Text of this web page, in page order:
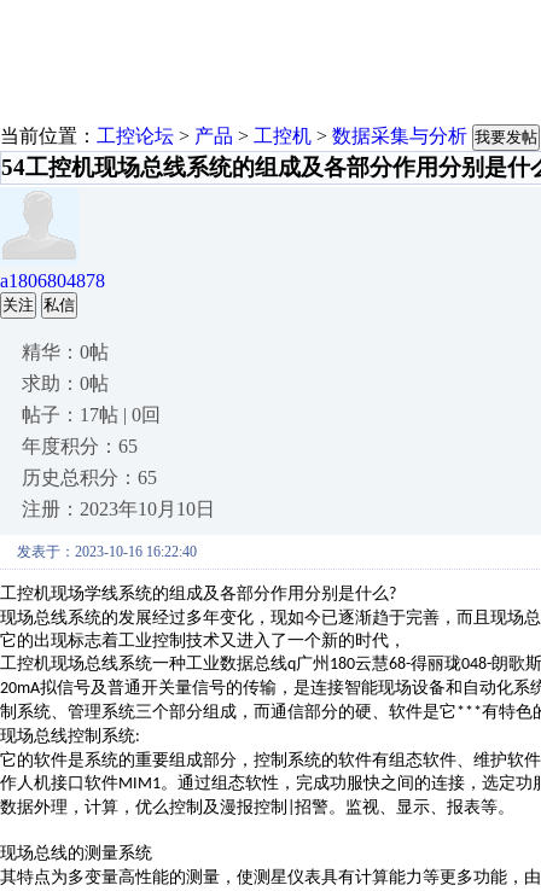
当前位置： 工控论坛 > 产品 > 工控机 > 数据采集与分析 我要发帖
54工控机现场总线系统的组成及各部分作用分别是什
a1806804878
关注 私信
精华：0帖
求助：0帖
帖子：17帖 | 0回
年度积分：65
历史总积分：65
注册：2023年10月10日
发表于：2023-10-16 16:22:40
工控机现场学线系统的组成及各部分作用分别是什么?
现场总线系统的发展经过多年变化，现如今已逐渐趋于完善，而且现场
它的出现标志着工业控制技术又进入了一个新的时代，
工控机现场总线系统一种工业数据总线q广州 180云慧68-得丽珑048-朗歌斯
20mA拟信号及普通开关量信号的传输，是连接智能现场设备和自动化
制系统、管理系统三个部分组成，而通信部分的硬、软件是它***有特色
现场总线控制系统:
它的软件是系统的重要组成部分，控制系统的软件有组态软件、维护软
作人机接口软件MIM1。通过组态软性，完成功服快之间的连接，选定
数据外理，计算，优么控制及漫报控制 招警。监视、显示、报表等。
现场总线的测量系统
其特点为多变量高性能的测量，使测星仪表具有计算能力等更多功能，